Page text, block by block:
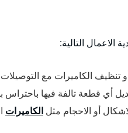
الاعمال التالية:
الكاميرات مع التوصيلات
أي قطعة تالفة فيها باحتراس
أو الاحجام مثل الكاميرات